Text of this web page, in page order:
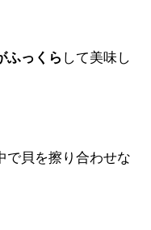
ふっくら して美味し
で貝を擦り合わせな